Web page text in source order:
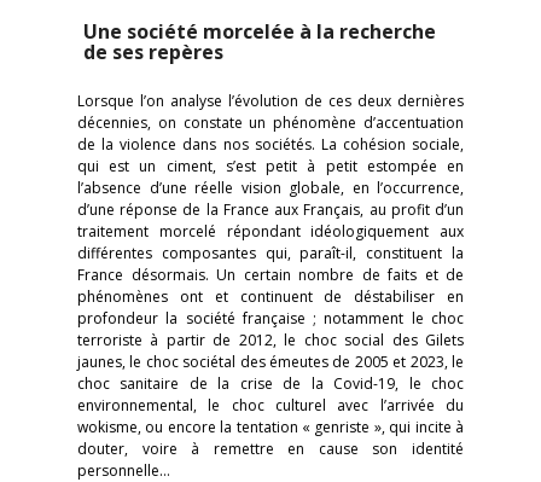
Une société morcelée à la recherche
de ses repères
Lorsque l’on analyse l’évolution de ces deux dernières
décennies, on constate un phénomène d’accentuation
de la violence dans nos sociétés. La cohésion sociale,
qui est un ciment, s’est petit à petit estompée en
l’absence d’une réelle vision globale, en l’occurrence,
d’une réponse de la France aux Français, au profit d’un
traitement morcelé répondant idéologiquement aux
différentes composantes qui, paraît-il, constituent la
France désormais. Un certain nombre de faits et de
phénomènes ont et continuent de déstabiliser en
profondeur la société française ; notamment le choc
terroriste à partir de 2012, le choc social des Gilets
jaunes, le choc sociétal des émeutes de 2005 et 2023, le
choc sanitaire de la crise de la Covid-19, le choc
environnemental, le choc culturel avec l’arrivée du
wokisme, ou encore la tentation « genriste », qui incite à
douter, voire à remettre en cause son identité
personnelle…